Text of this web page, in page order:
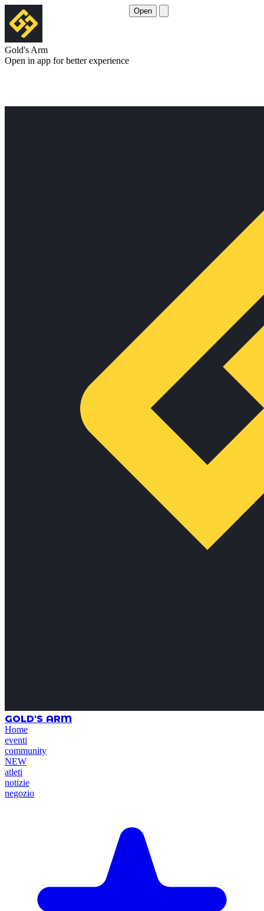
Gold's Arm
Open in app for better experience
Open
GOLD'S ARM
Home
eventi
community
NEW
atleti
notizie
negozio